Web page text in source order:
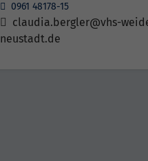
0961 48178-15
claudia.bergler@vhs-
neustadt.de